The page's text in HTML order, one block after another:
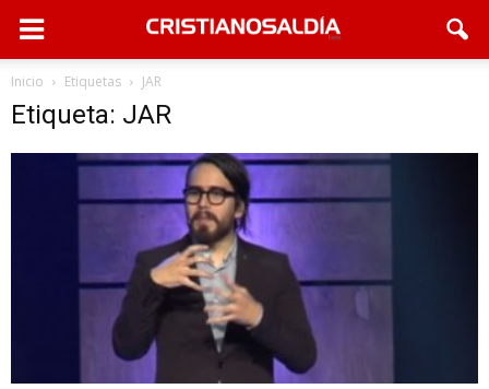
Inicio Etiquetas JAR
Etiqueta: JAR